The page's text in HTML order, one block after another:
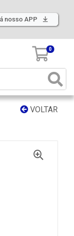
nosso APP
0
VOLTAR